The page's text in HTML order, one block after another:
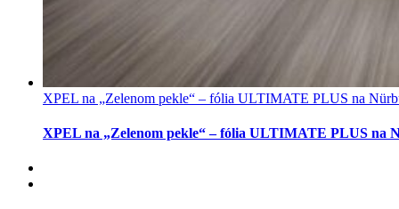
XPEL na „Zelenom pekle“ – fólia ULTIMATE PLUS na
XPEL na „Zelenom pekle“ – fólia ULTIMATE PLUS na